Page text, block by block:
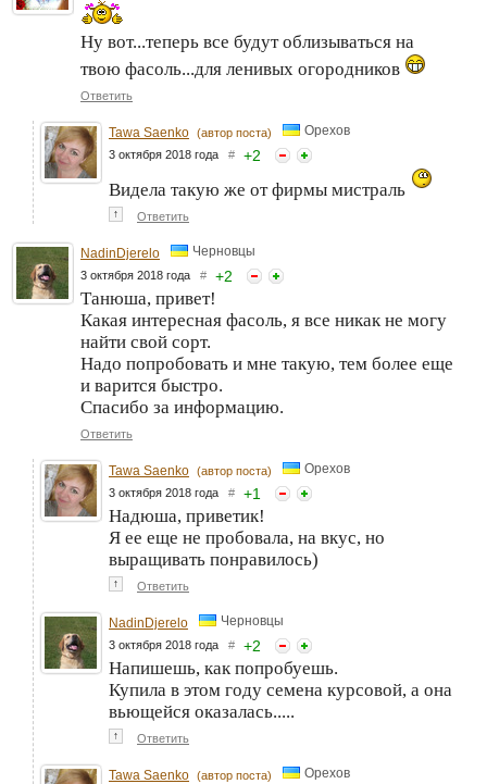
Ну вот...теперь все будут облизываться на
твою фасоль...для ленивых огородников
Ответить
Tawa Saenko (автор поста) Орехов
3 октября 2018 года # +2
Видела такую же от фирмы мистраль
↑ Ответить
NadinDjerelo Черновцы
3 октября 2018 года # +2
Танюша, привет!
Какая интересная фасоль, я все никак не могу
найти свой сорт.
Надо попробовать и мне такую, тем более еще
и варится быстро.
Спасибо за информацию.
Ответить
Tawa Saenko (автор поста) Орехов
3 октября 2018 года # +1
Надюша, приветик!
Я ее еще не пробовала, на вкус, но
выращивать понравилось)
↑ Ответить
NadinDjerelo Черновцы
3 октября 2018 года # +2
Напишешь, как попробуешь.
Купила в этом году семена курсовой, а она
вьющейся оказалась.....
↑ Ответить
Tawa Saenko (автор поста) Орехов